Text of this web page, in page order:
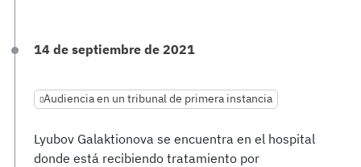
14 de septiembre de 2021
Audiencia en un tribunal de primera instancia
Lyubov Galaktionova se encuentra en el hospital
donde está recibiendo tratamiento por